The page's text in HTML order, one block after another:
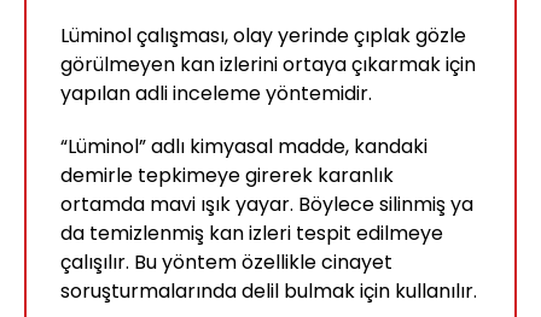
Lüminol çalışması, olay yerinde çıplak gözle
görülmeyen kan izlerini ortaya çıkarmak için
yapılan adli inceleme yöntemidir.
“Lüminol” adlı kimyasal madde, kandaki
demirle tepkimeye girerek karanlık
ortamda mavi ışık yayar. Böylece silinmiş ya
da temizlenmiş kan izleri tespit edilmeye
çalışılır. Bu yöntem özellikle cinayet
soruşturmalarında delil bulmak için kullanılır.